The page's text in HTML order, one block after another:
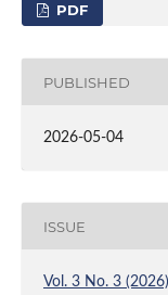
PDF
PUBLISHED
2026-05-04
ISSUE
Vol. 3 No. 3